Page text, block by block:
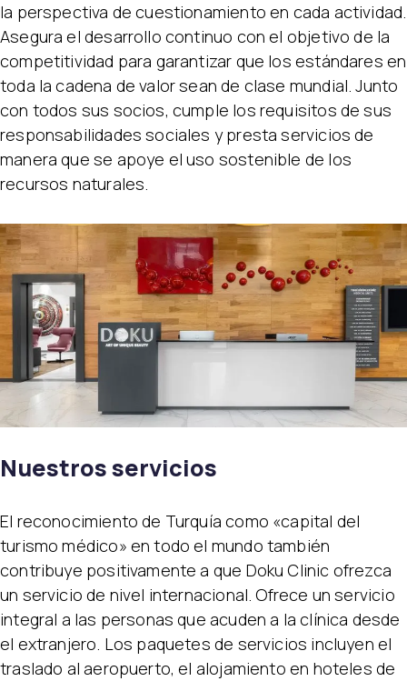
la perspectiva de cuestionamiento en cada actividad.
Asegura el desarrollo continuo con el objetivo de la
competitividad para garantizar que los estándares en
toda la cadena de valor sean de clase mundial. Junto
con todos sus socios, cumple los requisitos de sus
responsabilidades sociales y presta servicios de
manera que se apoye el uso sostenible de los
recursos naturales.
Nuestros servicios
El reconocimiento de Turquía como «capital del
turismo médico» en todo el mundo también
contribuye positivamente a que Doku Clinic ofrezca
un servicio de nivel internacional. Ofrece un servicio
integral a las personas que acuden a la clínica desde
el extranjero. Los paquetes de servicios incluyen el
traslado al aeropuerto, el alojamiento en hoteles de